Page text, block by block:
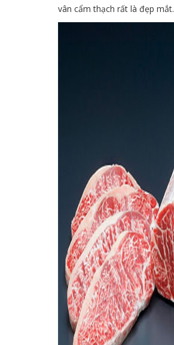
vân cẩm thạch rất là đẹp mắt.